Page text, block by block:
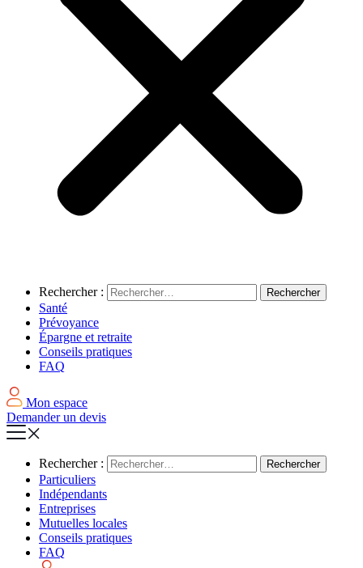
Rechercher :
Santé
Prévoyance
Épargne et retraite
Conseils pratiques
FAQ
Mon espace
Demander un devis
Rechercher :
Particuliers
Indépendants
Entreprises
Mutuelles locales
Conseils pratiques
FAQ